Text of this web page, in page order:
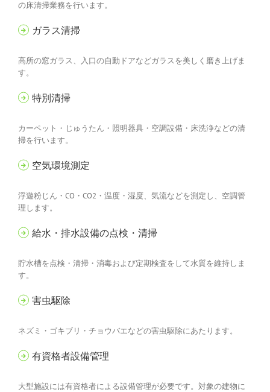
の床清掃業務を行います。
ガラス清掃
高所の窓ガラス、入口の自動ドアなどガラスを美しく磨き上げま
す。
特別清掃
カーペット・じゅうたん・照明器具・空調設備・床洗浄などの清
掃を行います。
空気環境測定
浮遊粉じん・CO・CO2・温度・湿度、気流などを測定し、空調管
理します。
給水・排水設備の点検・清掃
貯水槽を点検・清掃・消毒および定期検査をして水質を維持しま
す。
害虫駆除
ネズミ・ゴキブリ・チョウバエなどの害虫駆除にあたります。
有資格者設備管理
大型施設には有資格者による設備管理が必要です。対象の建物に